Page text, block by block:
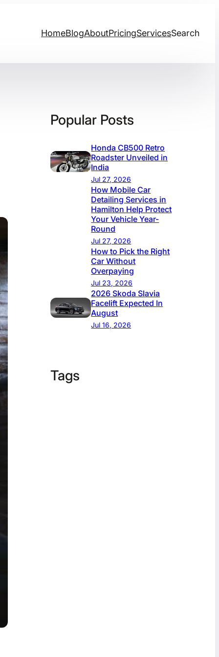
HomeBlogAboutPricingServicesSearch
Popular Posts
Honda CB500 Retro
Roadster Unveiled in
India
Jul 27, 2026
How Mobile Car
Detailing Services in
Hamilton Help Protect
Your Vehicle Year-
Round
Jul 27, 2026
How to Pick the Right
Car Without
Overpaying
Jul 23, 2026
2026 Skoda Slavia
Facelift Expected In
August
Jul 16, 2026
Tags